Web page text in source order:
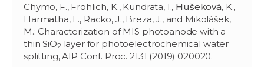
Chymo, F., Fröhlich, K., Kundrata, I., Hušeková, K.,
Harmatha, L., Racko, J., Breza, J., and Mikolášek,
M.: Characterization of MIS photoanode with a
thin SiO2 layer for photoelectrochemical water
splitting, AIP Conf. Proc. 2131 (2019) 020020.